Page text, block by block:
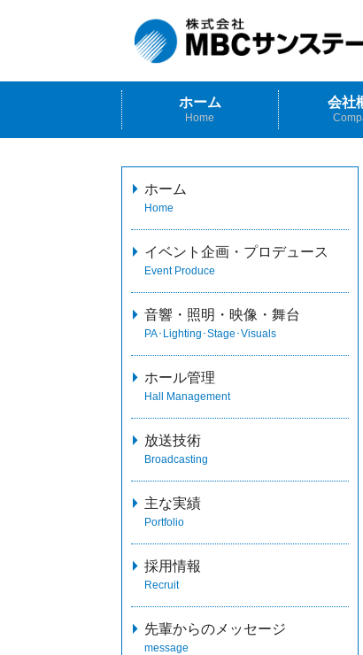
ホーム
Home
会社
ホーム
Home
イベント企画・プロデュース
Event Produce
音響・照明・映像・舞台
PA･Lighting･Stage･Visuals
ホール管理
Hall Management
放送技術
Broadcasting
主な実績
Portfolio
採用情報
Recruit
先輩からのメッセージ
message